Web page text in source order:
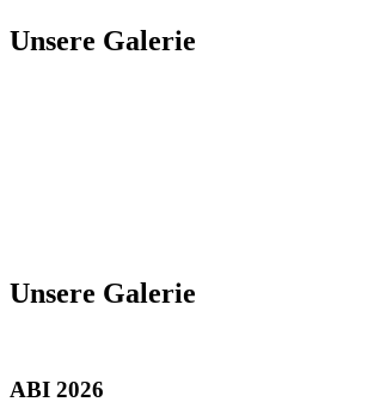
Unsere Galerie
Unsere Galerie
ABI 2026